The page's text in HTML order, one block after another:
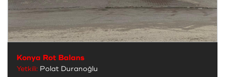
Konya Rot Balans
Yetkili: Polat Duranoğlu